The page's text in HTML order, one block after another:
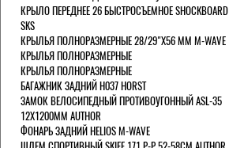
КРЫЛО ПЕРЕДНЕЕ 26 БЫСТРОСЪЕМНОЕ SHOCKBOARD
SKS
КРЫЛЬЯ ПОЛНОРАЗМЕРНЫЕ 28/29"Х56 ММ M-WAVE
КРЫЛЬЯ ПОЛНОРАЗМЕРНЫЕ
КРЫЛЬЯ ПОЛНОРАЗМЕРНЫЕ
БАГАЖНИК ЗАДНИЙ H037 HORST
ЗАМОК ВЕЛОСИПЕДНЫЙ ПРОТИВОУГОННЫЙ ASL-35
12Х1200ММ AUTHOR
ФОНАРЬ ЗАДНИЙ HELIOS M-WAVE